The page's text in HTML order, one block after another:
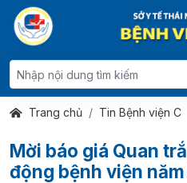
Trang chủ Tin Bệnh viện C
Mời báo giá Quan
động bệnh viện